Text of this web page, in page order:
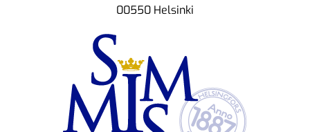
00550 Helsinki